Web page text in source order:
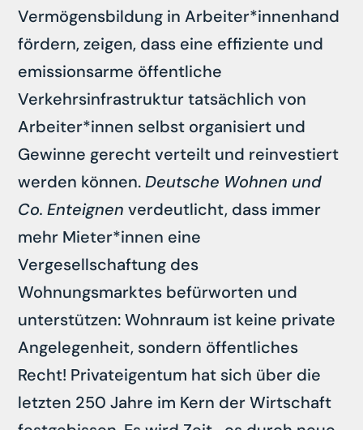
Vermögensbildung in Arbeiter*innenhand
fördern, zeigen, dass eine effiziente und
emissionsarme öffentliche
Verkehrsinfrastruktur tatsächlich von
Arbeiter*innen selbst organisiert und
Gewinne gerecht verteilt und reinvestiert
werden können.Deutsche Wohnen und
Co. Enteignenverdeutlicht, dass immer
mehr Mieter*innen eine
Vergesellschaftung des
Wohnungsmarktes befürworten und
unterstützen: Wohnraum ist keine private
Angelegenheit, sondern öffentliches
Recht! Privateigentum hat sich über die
letzten 250 Jahre im Kern der Wirtschaft